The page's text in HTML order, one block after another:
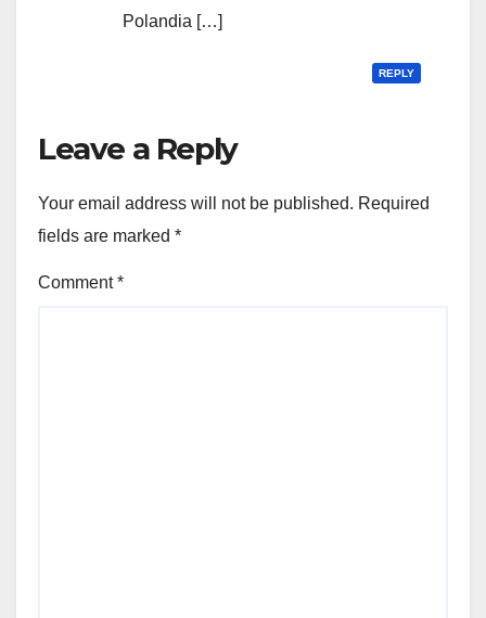
Polandia […]
REPLY
Leave a Reply
Your email address will not be published. Required
fields are marked *
Comment*